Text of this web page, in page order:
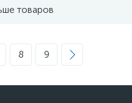
товаров
8 9